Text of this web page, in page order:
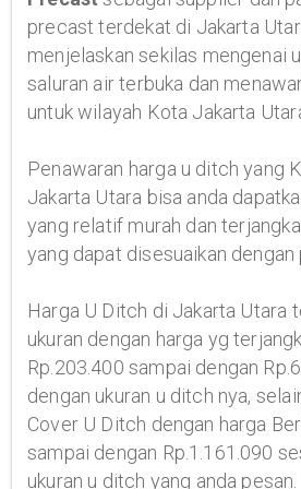
precast terdekat di Jakarta
menjelaskan sekilas mengenai
saluran air terbuka dan
untuk wilayah Kota Jakarta
Penawaran harga u ditch yang
Jakarta Utara bisa anda
yang relatif murah dan
yang dapat disesuaikan dengan
Harga U Ditch di Jakarta Utara
ukuran dengan harga yg
Rp.203.400 sampai dengan
dengan ukuran u ditch nya,
Cover U Ditch dengan harga
sampai dengan Rp.1.161.090
ukuran u ditch yang anda pesan.